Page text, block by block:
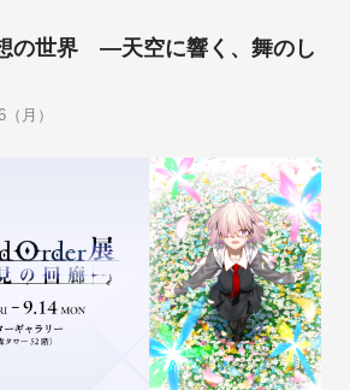
の世界 ―天空に響く、舞のし
月）